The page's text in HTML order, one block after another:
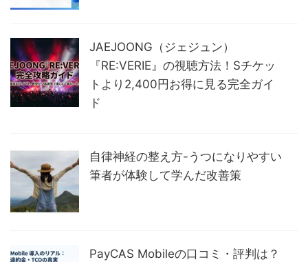
JAEJOONG（ジェジュン）
『RE:VERIE』の視聴方法！Sチケッ
トより2,400円お得に見る完全ガイ
ド
自律神経の整え方-うつになりやすい
筆者が体験して学んだ改善策
PayCAS Mobileの口コミ・評判は？